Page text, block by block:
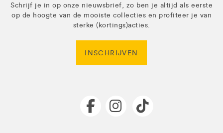
Schrijf je in op onze nieuwsbrief, zo ben je altijd als eerste
op de hoogte van de mooiste collecties en profiteer je van
sterke (kortings)acties.
INSCHRIJVEN